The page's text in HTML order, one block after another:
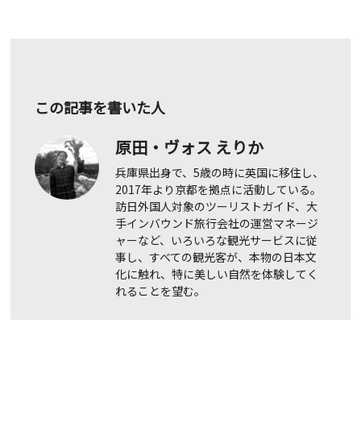
この記事を書いた人
原田・ヴォス えりか
兵庫県出身で、5歳の時に英国に移住し、
2017年より京都を拠点に活動している。
訪日外国人対象のツーリストガイド、大
手インバウンド旅行会社の運営マネージ
ャーなど、いろいろな観光サービスに従
事し、すべての観光客が、本物の日本文
化に触れ、特に美しい自然を体験してく
れることを望む。